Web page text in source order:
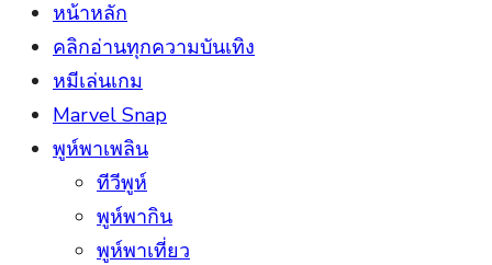
หน้าหลัก
คลิกอ่านทุกความบันเทิง
หมีเล่นเกม
Marvel Snap
พูห์พาเพลิน
ทีวีพูห์
พูห์พากิน
พูห์พาเที่ยว